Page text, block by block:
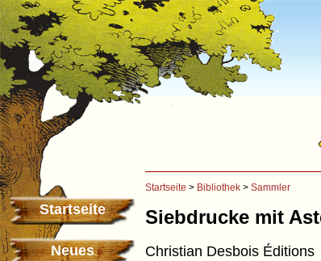
Startseite
Neues
Startseite > Bibliothek > Sammler
Siebdrucke mit
Christian Desbois Éditions